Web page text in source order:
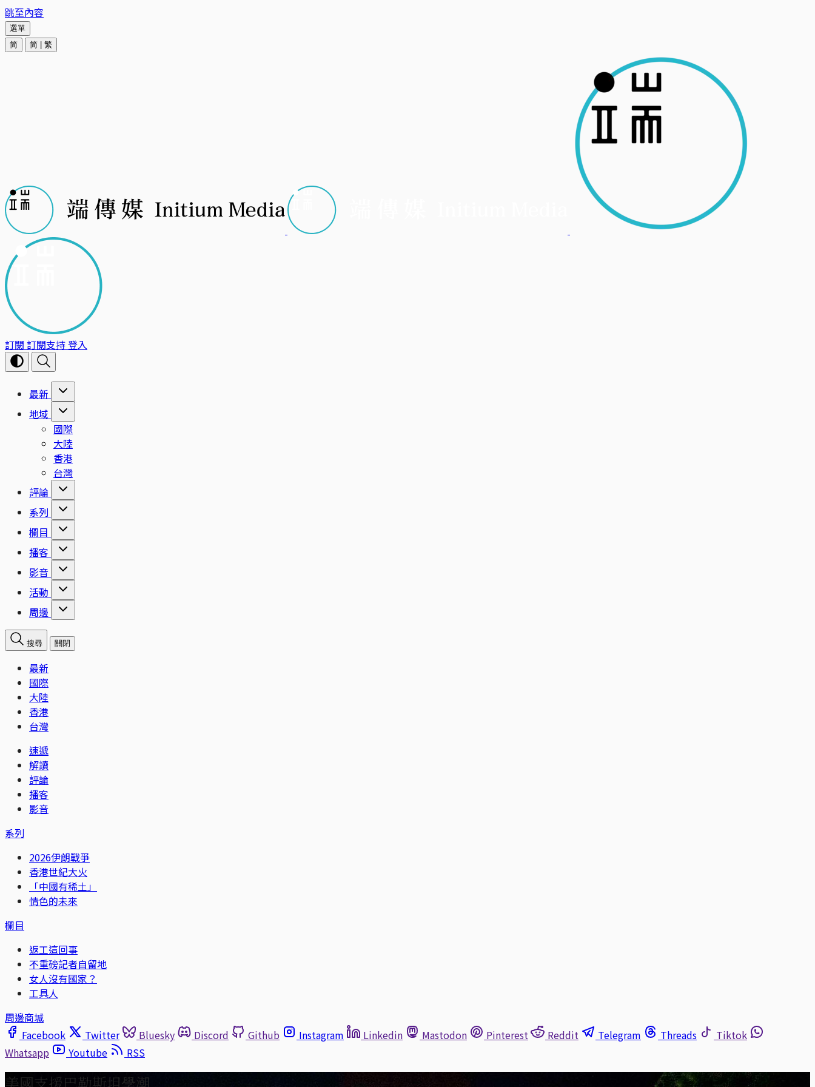
跳至內容
選單
简
简 繁
訂閱 訂閱支持登入
最新
地域
國際
大陸
香港
台灣
評論
系列
欄目
播客
影音
活動
周邊
搜尋 關閉
最新
國際
大陸
香港
台灣
速遞
解讀
評論
播客
影音
系列
2026伊朗戰爭
香港世紀大火
「中國有稀土」
情色的未來
欄目
返工這回事
不重磅記者自留地
女人沒有國家？
工具人
周邊商城
Facebook
Twitter Bluesky Discord Github Instagram Linkedin Mastodon Pinterest Reddit Telegram Threads
Tiktok
Whatsapp
Youtube RSS
美國支援巴勒斯坦學潮